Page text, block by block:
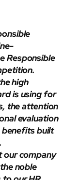
Responsible
high
is using for
the attention
evaluation
benefits built
our company
noble